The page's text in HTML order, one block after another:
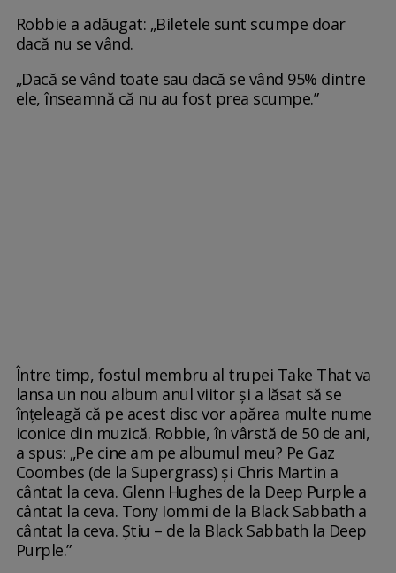
Robbie a adăugat: „Biletele sunt scumpe doar
dacă nu se vând.
„Dacă se vând toate sau dacă se vând 95% dintre
ele, înseamnă că nu au fost prea scumpe.”
Între timp, fostul membru al trupei Take That va
lansa un nou album anul viitor și a lăsat să se
înțeleagă că pe acest disc vor apărea multe nume
iconice din muzică. Robbie, în vârstă de 50 de ani,
a spus: „Pe cine am pe albumul meu? Pe Gaz
Coombes (de la Supergrass) și Chris Martin a
cântat la ceva. Glenn Hughes de la Deep Purple a
cântat la ceva. Tony Iommi de la Black Sabbath a
cântat la ceva. Știu – de la Black Sabbath la Deep
Purple.”